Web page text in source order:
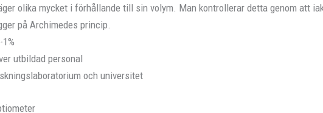
olika mycket i förhållande till sin volym. Man kontrollerar detta genom att
på Archimedes princip.
utbildad personal
och universitet